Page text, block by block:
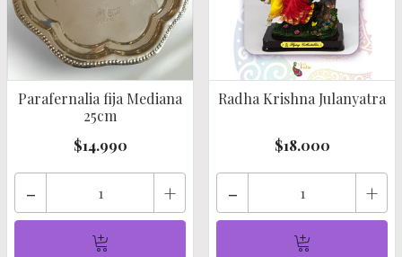
Parafernalia fija Mediana
25cm
$14.990
- +
Radha Krishna Julanyatra
$18.000
- +